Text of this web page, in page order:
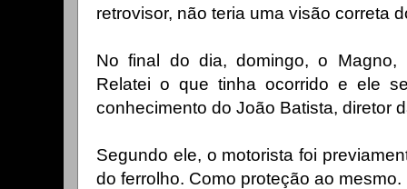
retrovisor, não teria uma visão correta
No final do dia, domingo, o Magno,
Relatei o que tinha ocorrido e ele
conhecimento do João Batista, diretor
Segundo ele, o motorista foi
do ferrolho. Como proteção ao mesmo.